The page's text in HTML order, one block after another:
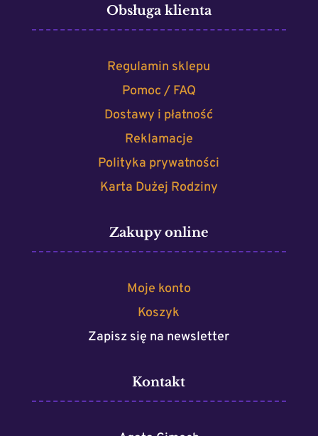
Obsługa klienta
Regulamin sklepu
Pomoc / FAQ
Dostawy i płatność
Reklamacje
Polityka prywatności
Karta Dużej Rodziny
Zakupy online
Moje konto
Koszyk
Zapisz się na newsletter
Kontakt